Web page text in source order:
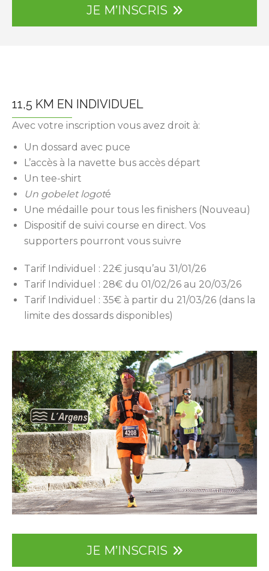
JE M’INSCRIS
11,5 KM EN INDIVIDUEL
Avec votre inscription vous avez droit à:
Un dossard avec puce
L’accès à la navette bus accès départ
Un tee-shirt
Un gobelet logoté
Une médaille pour tous les finishers (Nouveau)
Dispositif de suivi course en direct. Vos
supporters pourront vous suivre
Tarif Individuel : 22€ jusqu’au 31/01/26
Tarif Individuel : 28€ du 01/02/26 au 20/03/26
Tarif Individuel : 35€ à partir du 21/03/26 (dans la
limite des dossards disponibles)
JE M’INSCRIS